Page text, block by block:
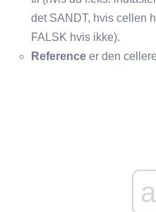
det SANDT, hvis cellen
FALSK hvis ikke).
Reference er den